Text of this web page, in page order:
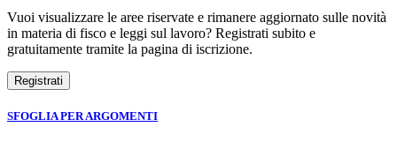
Vuoi visualizzare le aree riservate e rimanere aggiornato sulle novità
in materia di fisco e leggi sul lavoro? Registrati subito e
gratuitamente tramite la pagina di iscrizione.
SFOGLIA PER ARGOMENTI